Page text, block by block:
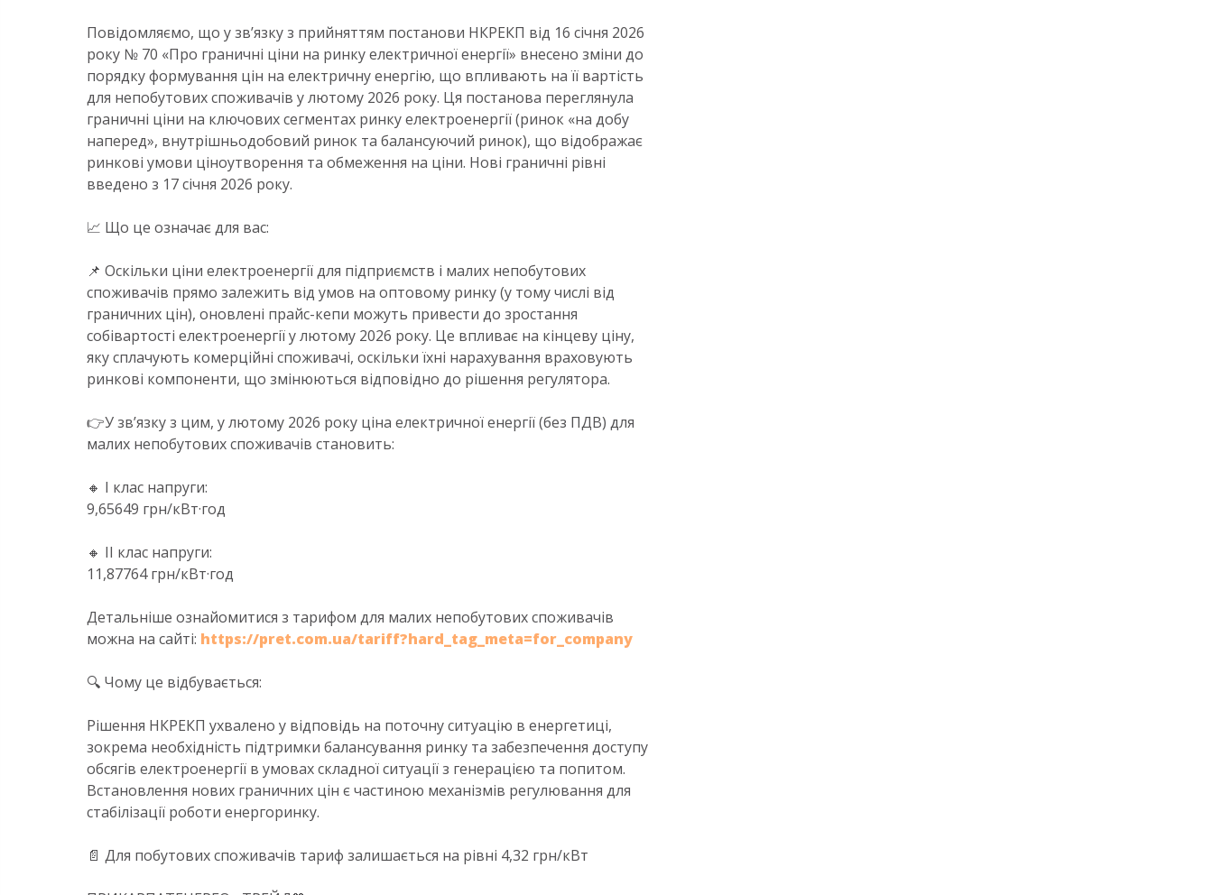
Повідомляємо, що у зв’язку з прийняттям постанови НКРЕКП від 16 січня 2026
року № 70 «Про граничні ціни на ринку електричної енергії» внесено зміни до
порядку формування цін на електричну енергію, що впливають на її вартість
для непобутових споживачів у лютому 2026 року. Ця постанова переглянула
граничні ціни на ключових сегментах ринку електроенергії (ринок «на добу
наперед», внутрішньодобовий ринок та балансуючий ринок), що відображає
ринкові умови ціноутворення та обмеження на ціни. Нові граничні рівні
введено з 17 січня 2026 року.
📈 Що це означає для вас:
📌 Оскільки ціни електроенергії для підприємств і малих непобутових
споживачів прямо залежить від умов на оптовому ринку (у тому числі від
граничних цін), оновлені прайс-кепи можуть привести до зростання
собівартості електроенергії у лютому 2026 року. Це впливає на кінцеву ціну,
яку сплачують комерційні споживачі, оскільки їхні нарахування враховують
ринкові компоненти, що змінюються відповідно до рішення регулятора.
👉У зв’язку з цим, у лютому 2026 року ціна електричної енергії (без ПДВ) для
малих непобутових споживачів становить:
🔸 І клас напруги:
9,65649 грн/кВт·год
🔸 ІІ клас напруги:
11,87764 грн/кВт·год
Детальніше ознайомитися з тарифом для малих непобутових споживачів
можна на сайті: https://pret.com.ua/tariff?hard_tag_meta=for_company
🔍 Чому це відбувається:
Рішення НКРЕКП ухвалено у відповідь на поточну ситуацію в енергетиці,
зокрема необхідність підтримки балансування ринку та забезпечення доступу
обсягів електроенергії в умовах складної ситуації з генерацією та попитом.
Встановлення нових граничних цін є частиною механізмів регулювання для
стабілізації роботи енергоринку.
📄 Для побутових споживачів тариф залишається на рівні 4,32 грн/кВт